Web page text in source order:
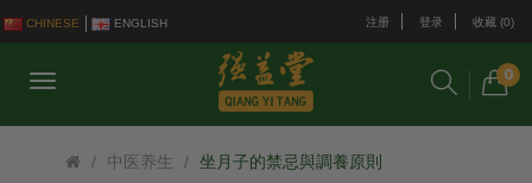
CHINESE ENGLISH 注册 登录 收藏 (0)
0
中医养生 坐月子的禁忌與調養原則